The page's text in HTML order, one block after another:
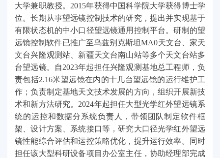
大学兼职教授。2015年获得中国科学院大学获得博士学
位。长期从事望远镜控制技术的研究，提出并实现基于
有限状态机的中小口径望远镜通用控制平台。研制的望
远镜控制软件已推广至乌兹别克斯坦MA0天文台、家天
文台兴隆观测站、新疆天文台南山站等多个天文台站多
台望远镜。自2023年起担任兴隆观测基地总工程师，负
责包括2.16米望远镜在内的十几台望远镜的运行维护工
作；负责制定基地天文技术发展的方向，组织开展新技
术和新方法研究。2024年起担任大型光学红外望远镜系
统的运控和数据分系统负责人，带领团队制定软件框
架、设计方案、系统接口等，研究大口径光学红外望远
镜性能综合评估和运控策略优化，提升运行效率。同时
担任该大型科研设备项目办公室主任，协助经理部完成